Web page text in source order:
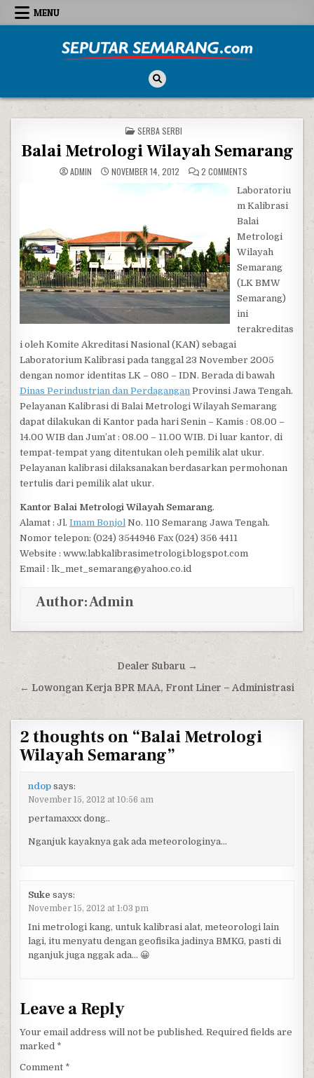
Skip to content
MENU
POSTED IN
SERBA SERBI
Balai Metrologi Wilayah Semarang
ADMIN NOVEMBER 14, 2012 2 COMMENTS
Laboratoriu
m Kalibrasi
Balai
Metrologi
Wilayah
Semarang
(LK BMW
Semarang)
ini
terakreditas
i oleh Komite Akreditasi Nasional (KAN) sebagai
Laboratorium Kalibrasi pada tanggal 23 November 2005
dengan nomor identitas LK – 080 – IDN. Berada di bawah
Dinas Perindustrian dan Perdagangan Provinsi Jawa Tengah.
Pelayanan Kalibrasi di Balai Metrologi Wilayah Semarang
dapat dilakukan di Kantor pada hari Senin – Kamis : 08.00 –
14.00 WIB dan Jum’at : 08.00 – 11.00 WIB. Di luar kantor, di
tempat-tempat yang ditentukan oleh pemilik alat ukur.
Pelayanan kalibrasi dilaksanakan berdasarkan permohonan
tertulis dari pemilik alat ukur.
Kantor Balai Metrologi Wilayah Semarang.
Alamat : Jl.Imam Bonjol No. 110 Semarang Jawa Tengah.
Nomor telepon: (024) 3544946 Fax (024) 356 4411
Website : www.labkalibrasimetrologi.blogspot.com
Email : lk_met_semarang@yahoo.co.id
Author:Admin
Post navigationDealer Subaru →
← Lowongan Kerja BPR MAA, Front Liner – Administrasi
2 thoughts on “Balai Metrologi
Wilayah Semarang”
ndop says:
November 15, 2012 at 10:56 am
pertamaxxx dong..
Nganjuk kayaknya gak ada meteorologinya…
Suke says:
November 15, 2012 at 1:03 pm
Ini metrologi kang, untuk kalibrasi alat, meteorologi lain
lagi, itu menyatu dengan geofisika jadinya BMKG, pasti di
nganjuk juga nggak ada… 😀
Leave a Reply
Your email address will not be published. Required fields are
marked *
Comment *